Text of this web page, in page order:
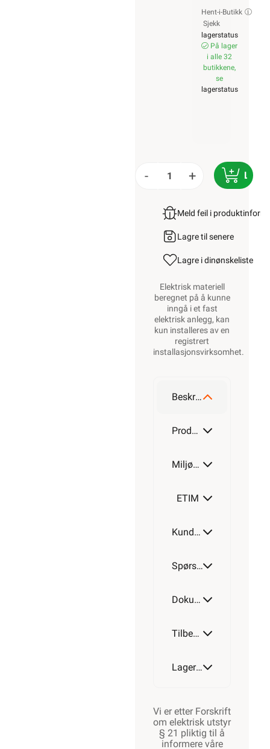
Hent-i-Butikk
Sjekk
lagerstatus
På lager
i alle 32
butikkene,
se
lagerstatus
- +
Meld feil i
Lagre til senere
Lagre i dinønskeliste
Elektrisk materiell
beregnet på å kunne
inngå i et fast
elektrisk anlegg, kan
kun installeres av en
registrert
installasjonsvirksomhet.
Beskrivelse
Produktdetaljer
Miljøparametere
ETIM
Kundeomtale
Spørsmål og svar
Dokumentasjon
Tilbehør
Lagerstatus
Vi er etter Forskrift
om elektrisk utstyr
§ 21 pliktig til å
informere våre